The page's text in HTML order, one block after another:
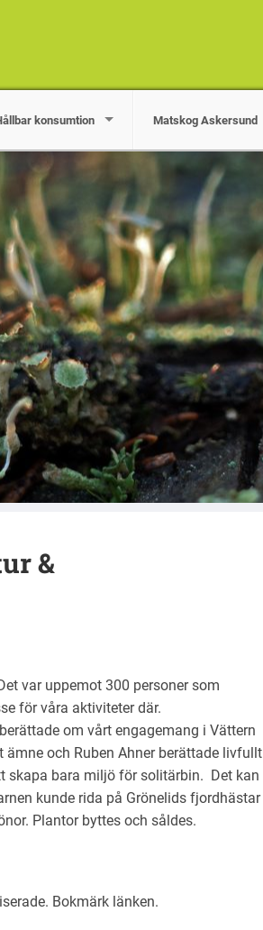
konsumtion Matskog Askersund
&
var uppemot 300 personer som
för våra aktiviteter där.
om vårt engagemang i Vättern
och Ruben Ahner berättade livfullt
skapa bara miljö för solitärbin. Det kan
kunde rida på Grönelids fjordhästar
Plantor byttes och såldes.
. Bokmärk länken.